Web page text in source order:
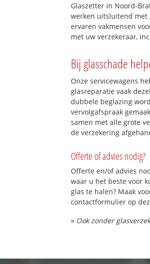
Glaszetter in Noord-
werken uitsluitend met
ervaren vakmensen
met uw verzekeraar,
Bij glasschade
Onze servicewagens
glasreparatie vaak
dubbele beglazing
vervolgafspraak
samen met alle grote
de verzekering
Offerte of advies nodig?
Offerte en/of advies
waar u het beste voor
glas te halen? Maak
contactformulier op
» Ook zonder